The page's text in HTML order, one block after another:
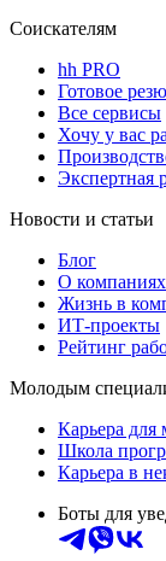
Соискателям
hh PRO
Готовое
Все сервисы
Хочу у вас
Экспертная
Новости и статьи
Блог
О
Жизнь в
ИТ-проекты
Рейтинг
Молодым
Карьера для
Школа
Карьера в
Боты для